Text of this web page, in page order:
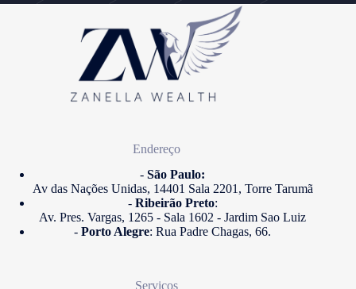
Endereço
- São Paulo:
Av das Nações Unidas, 14401 Sala 2201, Torre Tarumã
-Ribeirão Preto:
Av. Pres. Vargas, 1265 - Sala 1602 - Jardim Sao Luiz
-Porto Alegre: Rua Padre Chagas, 66.
Serviços